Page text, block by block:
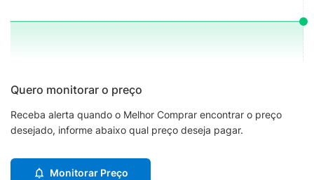
Quero monitorar o preço
Receba alerta quando o Melhor Comprar encontrar o preço
desejado, informe abaixo qual preço deseja pagar.
Monitorar Preço